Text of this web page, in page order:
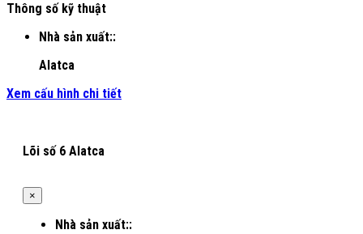
Thông số kỹ thuật
Nhà sản xuất::
Alatca
Xem cấu hình chi tiết
Lõi số 6 Alatca
×
Nhà sản xuất::